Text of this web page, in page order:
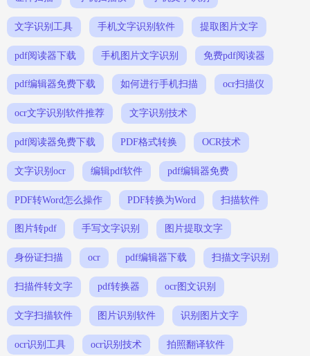
文字识别工具 手机文字识别软件 提取图片文字
pdf阅读器下载 手机图片文字识别 免费pdf阅读器
pdf编辑器免费下载 如何进行手机扫描 ocr扫描仪
ocr文字识别软件推荐 文字识别技术
pdf阅读器免费下载 PDF格式转换 OCR技术
文字识别ocr 编辑pdf软件 pdf编辑器免费
PDF转Word怎么操作 PDF转换为Word 扫描软件
图片转pdf 手写文字识别 图片提取文字
身份证扫描 ocr pdf编辑器下载 扫描文字识别
扫描件转文字 pdf转换器 ocr图文识别
文字扫描软件 图片识别软件 识别图片文字
ocr识别工具 ocr识别技术 拍照翻译软件